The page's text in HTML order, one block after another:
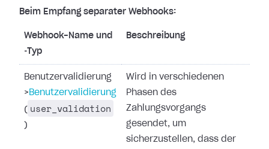
Beim Empfang separater Webhooks:
Webhook-Name und
‑Typ
Beschreibung
Benutzervalidierung
> Benutzervalidierung
( user_validation
)
Wird in verschiedenen
Phasen des
Zahlungsvorgangs
gesendet, um
sicherzustellen, dass der